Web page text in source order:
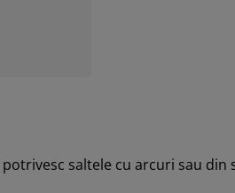
saltele cu arcuri sau din